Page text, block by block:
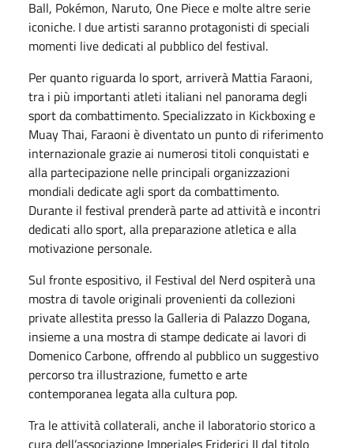
Ball, Pokémon, Naruto, One Piece e molte altre serie
iconiche. I due artisti saranno protagonisti di speciali
momenti live dedicati al pubblico del festival.
Per quanto riguarda lo sport, arriverà Mattia Faraoni,
tra i più importanti atleti italiani nel panorama degli
sport da combattimento. Specializzato in Kickboxing e
Muay Thai, Faraoni è diventato un punto di riferimento
internazionale grazie ai numerosi titoli conquistati e
alla partecipazione nelle principali organizzazioni
mondiali dedicate agli sport da combattimento.
Durante il festival prenderà parte ad attività e incontri
dedicati allo sport, alla preparazione atletica e alla
motivazione personale.
Sul fronte espositivo, il Festival del Nerd ospiterà una
mostra di tavole originali provenienti da collezioni
private allestita presso la Galleria di Palazzo Dogana,
insieme a una mostra di stampe dedicate ai lavori di
Domenico Carbone, offrendo al pubblico un suggestivo
percorso tra illustrazione, fumetto e arte
contemporanea legata alla cultura pop.
Tra le attività collaterali, anche il laboratorio storico a
cura dell’associazione Imperiales Friderici II dal titolo